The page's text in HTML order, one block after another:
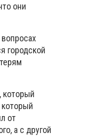
они
городской
который
от
а с другой